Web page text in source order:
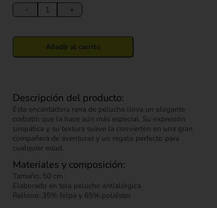
Descripción del producto:
Esta encantadora rana de peluche lleva un elegante
corbatín que la hace aún más especial. Su expresión
simpática y su textura suave la convierten en una gran
compañera de aventuras y un regalo perfecto para
cualquier edad.
Materiales y composición:
Tamaño: 50 cm
Elaborado en tela peluche antialérgica
Relleno: 35% felpa y 65% poliéster
-
Rana
con
cm
+
Añadir al carrito